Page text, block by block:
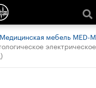
Медицинская мебель MED-